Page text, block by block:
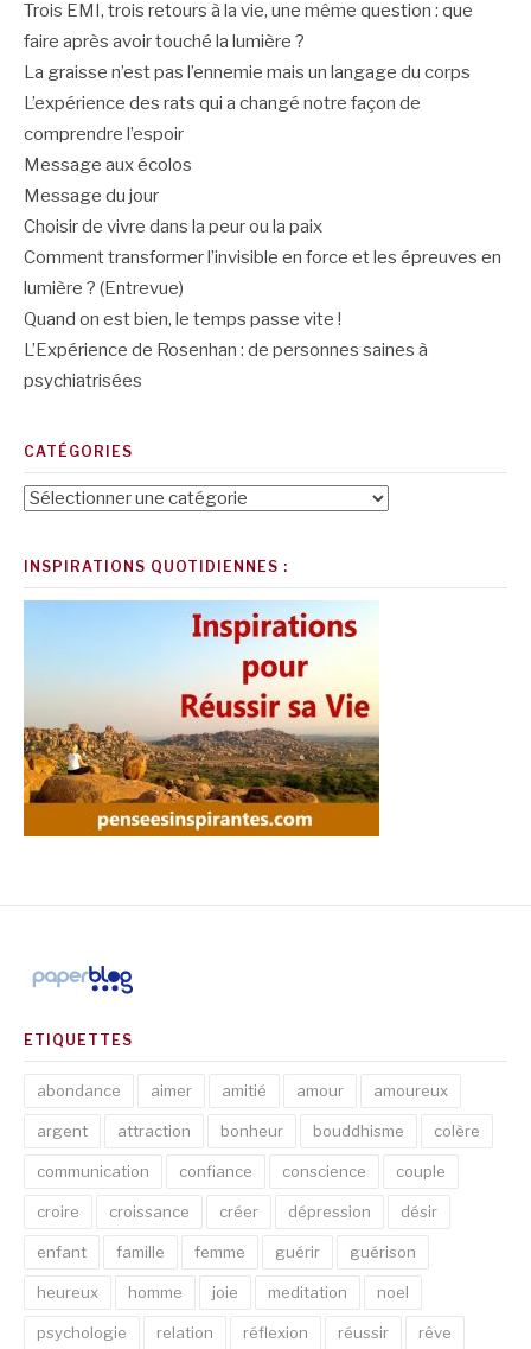
Trois EMI, trois retours à la vie, une même question : que
faire après avoir touché la lumière ?
La graisse n’est pas l’ennemie mais un langage du corps
L’expérience des rats qui a changé notre façon de
comprendre l’espoir
Message aux écolos
Message du jour
Choisir de vivre dans la peur ou la paix
Comment transformer l’invisible en force et les épreuves en
lumière ? (Entrevue)
Quand on est bien, le temps passe vite !
L’Expérience de Rosenhan : de personnes saines à
psychiatrisées
CATÉGORIES
Catégories
INSPIRATIONS QUOTIDIENNES :
ETIQUETTES
abondance aimer amitié amour amoureux
argent attraction bonheur bouddhisme colère
communication confiance conscience couple
croire croissance créer dépression désir
enfant famille femme guérir guérison
heureux homme joie meditation noel
psychologie relation réflexion réussir rêve